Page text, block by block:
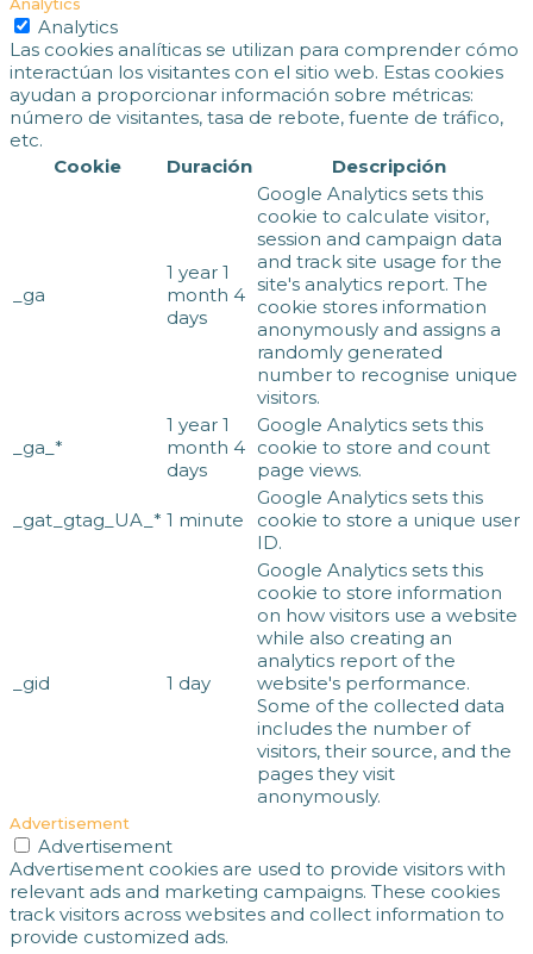
Analytics
Las cookies analíticas se utilizan para comprender cómo
interactúan los visitantes con el sitio web. Estas cookies
ayudan a proporcionar información sobre métricas:
número de visitantes, tasa de rebote, fuente de tráfico,
etc.
Cookie
Duración Descripción
_ga
1 year 1
month 4
days
Google Analytics sets this
cookie to calculate visitor,
session and campaign data
and track site usage for the
site's analytics report. The
cookie stores information
anonymously and assigns a
randomly generated
number to recognise unique
visitors.
_ga_*
1 year 1
month 4
days
Google Analytics sets this
cookie to store and count
page views.
_gat_gtag_UA_* 1 minute
Google Analytics sets this
cookie to store a unique user
ID.
_gid 1 day
Google Analytics sets this
cookie to store information
on how visitors use a website
while also creating an
analytics report of the
website's performance.
Some of the collected data
includes the number of
visitors, their source, and the
pages they visit
anonymously.
Advertisement
Advertisement
Advertisement cookies are used to provide visitors with
relevant ads and marketing campaigns. These cookies
track visitors across websites and collect information to
provide customized ads.